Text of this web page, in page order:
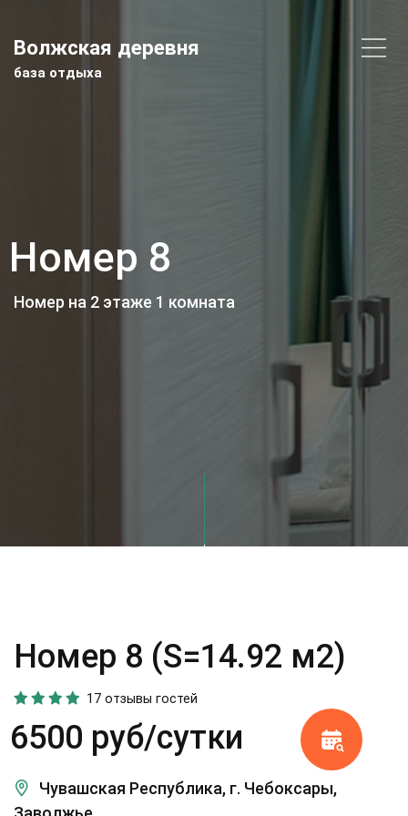
Волжская деревня
база отдыха
Номер 8
Номер на 2 этаже 1 комната
Номер 8 (S=14.92 м2)
17 отзывы гостей
6500 руб/сутки
Чувашская Республика, г. Чебоксары,